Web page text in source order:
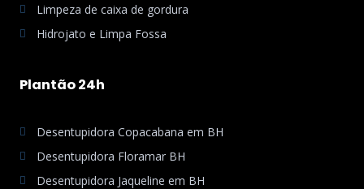
Limpeza de caixa de gordura
Hidrojato e Limpa Fossa
Plantão 24h
Desentupidora Copacabana em BH
Desentupidora Floramar BH
Desentupidora Jaqueline em BH